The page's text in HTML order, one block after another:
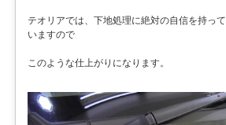
テオリアでは、下地処理に絶対の自信を持っ
いますので
このような仕上がりになります。